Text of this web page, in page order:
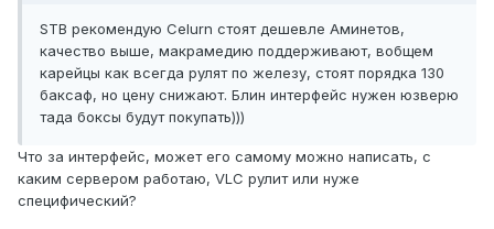
STB рекомендую Celurn стоят дешевле Аминетов,
качество выше, макрамедию поддерживают, вобщем
карейцы как всегда рулят по железу, стоят порядка 130
баксаф, но цену снижают. Блин интерфейс нужен юзверю
тада боксы будут покупать)))
Что за интерфейс, может его самому можно написать, с
каким сервером работаю, VLC рулит или нуже
специфический?